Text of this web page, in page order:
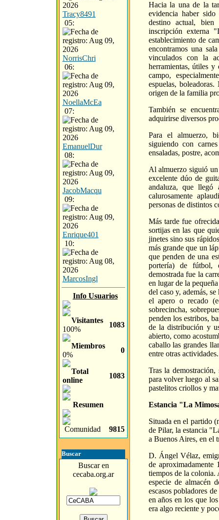
Tracy8491
05:
NorrisChri
06:
NoellaMcEa
07:
EmanuelDur
08:
JacobMacqu
09:
Enrique401
10:
MarcosIngl
Info Usuarios
Visitantes
100%
1083
Miembros
0%
0
Total
online
1083
Resumen
Comunidad 9815
Buscar
Buscar en
cecaba.org.ar
Hacia la una de la
evidencia haber
destino actual,
inscripción externa
establecimiento de
encontramos una
vinculados con la
herramientas, útiles y
campo,
espuelas,
origen de la familia
También se
adquirirse diversos
Para el almuerzo,
siguiendo con
ensaladas, postre,
Al almuerzo siguió
excelente dúo de
andaluza, que
calurosamente
personas de distintos
Más tarde fue
sortijas en las que
jinetes sino sus
más grande que un
que penden de una
portería) de fútbol,
demostrada fue la
en lugar de la
del caso y, además,
el apero o recado
sobrecincha,
penden los estribos,
de la distribución y
abierto, como
caballo las grandes
entre otras actividades.
Tras la
para volver luego al
pastelitos criollos y
Estancia "La
Situada en el partido
de Pilar, la estancia
a Buenos Aires, en el
D. Ángel Vélaz,
de aproximadamente
tiempos de la
especie de almacén
escasos pobladores
en años en los que
era algo reciente y